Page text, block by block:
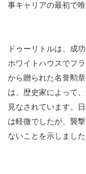
事キャリアの最初で
ドゥーリトルは、成
ホワイトハウスでフ
から贈られた名誉勲
は、歴史家によって
見なされています。
は軽微でしたが、襲
ないことを示しました